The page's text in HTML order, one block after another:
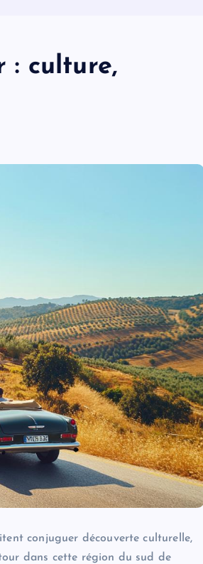
: culture,
conjuguer découverte culturelle,
dans cette région du sud de